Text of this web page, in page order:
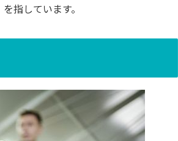
を指しています。